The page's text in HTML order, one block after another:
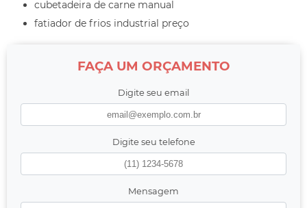
cubetadeira de carne manual
fatiador de frios industrial preço
FAÇA UM ORÇAMENTO
Digite seu email
Digite seu telefone
Mensagem